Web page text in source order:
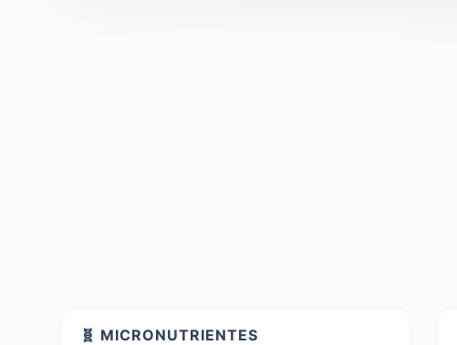
🧬 MICRONUTRIENTES